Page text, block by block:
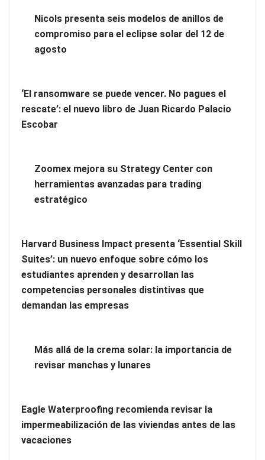
equivocarse
La revolución de la podología: plantillas personalizadas con
en Majadahonda
Nicols presenta seis modelos de anillos de
compromiso para el eclipse solar del 12 de
agosto
‘El ransomware se puede vencer. No pagues el
rescate’: el nuevo libro de Juan Ricardo Palacio
Escobar
Zoomex mejora su Strategy Center con
herramientas avanzadas para trading
estratégico
Harvard Business Impact presenta ‘Essential Skill
Suites’: un nuevo enfoque sobre cómo los
estudiantes aprenden y desarrollan las
competencias personales distintivas que
demandan las empresas
Más allá de la crema solar: la importancia de
revisar manchas y lunares
Eagle Waterproofing recomienda revisar la
impermeabilización de las viviendas antes de las
vacaciones